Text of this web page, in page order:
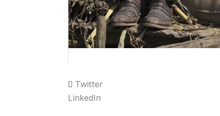
Twitter
LinkedIn